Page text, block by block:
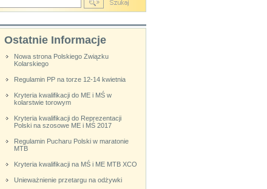
Ostatnie Informacje
Nowa strona Polskiego Związku
Kolarskiego
Regulamin PP na torze 12-14 kwietnia
Kryteria kwalifikacji do ME i MŚ w
kolarstwie torowym
Kryteria kwalifikacji do Reprezentacji
Polski na szosowe ME i MŚ 2017
Regulamin Pucharu Polski w maratonie
MTB
Kryteria kwalifikacji na MŚ i ME MTB XCO
Unieważnienie przetargu na odżywki